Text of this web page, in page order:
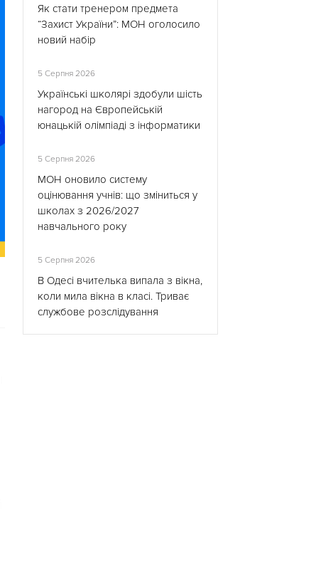
Як стати тренером предмета
“Захист України”: МОН оголосило
новий набір
5 Серпня 2026
Українські школярі здобули шість
нагород на Європейській
юнацькій олімпіаді з інформатики
5 Серпня 2026
МОН оновило систему
оцінювання учнів: що зміниться у
школах з 2026/2027
навчального року
5 Серпня 2026
В Одесі вчителька випала з вікна,
коли мила вікна в класі. Триває
службове розслідування